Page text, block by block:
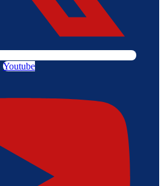
Youtube